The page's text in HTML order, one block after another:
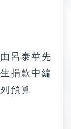
由呂泰華先
生捐款中編
列預算